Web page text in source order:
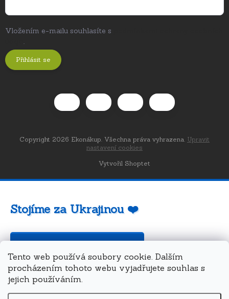
Tento web používá soubory cookie. Dalším
procházením tohoto webu vyjadřujete souhlas s
jejich používáním.
Vložením e-mailu souhlasíte s
.
Přihlásit se
Vytvořil Shoptet
Copyright 2026 Ekonákup. Všechna práva vyhrazena. Upravit
nastavení cookies
Stojíme za Ukrajinou ❤️